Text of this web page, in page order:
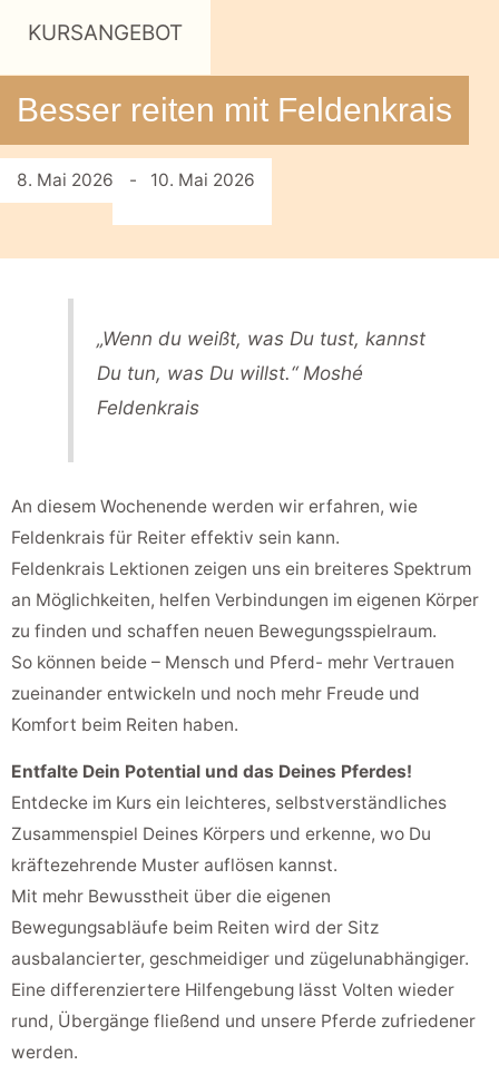
KURSANGEBOT
Besser reiten mit Feldenkrais
8. Mai 2026 - 10. Mai 2026
„Wenn du weißt, was Du tust, kannst
Du tun, was Du willst.“ Moshé
Feldenkrais
An diesem Wochenende werden wir erfahren, wie
Feldenkrais für Reiter effektiv sein kann.
Feldenkrais Lektionen zeigen uns ein breiteres Spektrum
an Möglichkeiten, helfen Verbindungen im eigenen Körper
zu finden und schaffen neuen Bewegungsspielraum.
So können beide – Mensch und Pferd- mehr Vertrauen
zueinander entwickeln und noch mehr Freude und
Komfort beim Reiten haben.
Entfalte Dein Potential und das Deines Pferdes!
Entdecke im Kurs ein leichteres, selbstverständliches
Zusammenspiel Deines Körpers und erkenne, wo Du
kräftezehrende Muster auflösen kannst.
Mit mehr Bewusstheit über die eigenen
Bewegungsabläufe beim Reiten wird der Sitz
ausbalancierter, geschmeidiger und zügelunabhängiger.
Eine differenziertere Hilfengebung lässt Volten wieder
rund, Übergänge fließend und unsere Pferde zufriedener
werden.